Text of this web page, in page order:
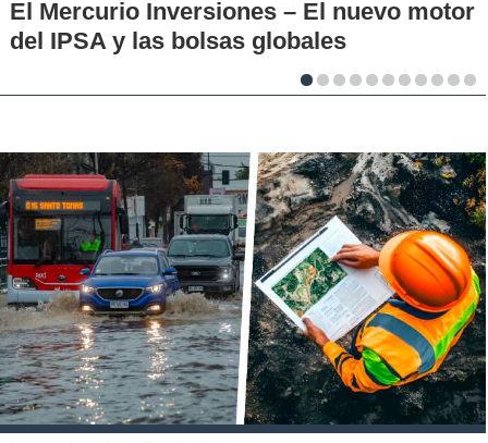
– El nuevo motor
globales
Municipales
la innovación en